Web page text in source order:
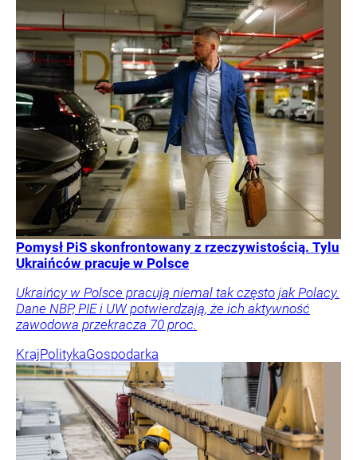
Pomysł PiS skonfrontowany z rzeczywistością. Tylu
Ukraińców pracuje w Polsce
Ukraińcy w Polsce pracują niemal tak często jak Polacy.
Dane NBP, PIE i UW potwierdzają, że ich aktywność
zawodowa przekracza 70 proc.
KrajPolitykaGospodarka